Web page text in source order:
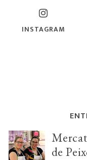
INSTAGRAM
de